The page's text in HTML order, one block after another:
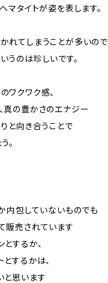
マタイトが姿を表します。
れてしまうことが多いので
うのは珍しいです。
ワクワク感、
真の豊かさのエナジー
と向き合うことで
。
内包していないものでも
販売されています
するか、
するかは、
と思います